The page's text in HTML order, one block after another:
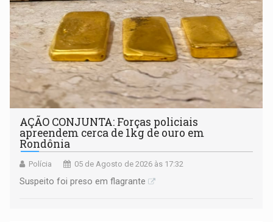
AÇÃO CONJUNTA: Forças policiais
apreendem cerca de 1kg de ouro em
Rondônia
Polícia 05 de Agosto de 2026 às 17:32
Suspeito foi preso em flagrante